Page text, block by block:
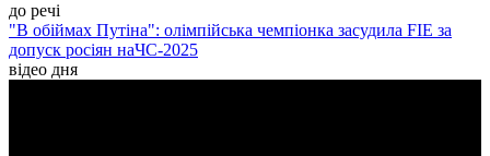
до речі
"В обіймах Путіна": олімпійська чемпіонка засудила FIE за
допуск росіян наЧС-2025
відео дня